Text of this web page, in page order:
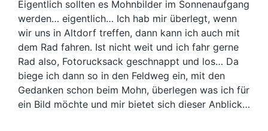
Eigentlich sollten es Mohnbilder im Sonnenaufgang
werden… eigentlich… Ich hab mir überlegt, wenn
wir uns in Altdorf treffen, dann kann ich auch mit
dem Rad fahren. Ist nicht weit und ich fahr gerne
Rad also, Fotorucksack geschnappt und los… Da
biege ich dann so in den Feldweg ein, mit den
Gedanken schon beim Mohn, überlegen was ich für
ein Bild möchte und mir bietet sich dieser Anblick…